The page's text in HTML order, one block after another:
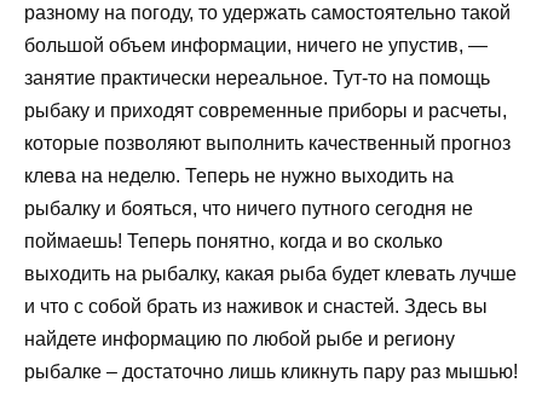
разному на погоду, то удержать самостоятельно такой
большой объем информации, ничего не упустив, —
занятие практически нереальное. Тут-то на помощь
рыбаку и приходят современные приборы и расчеты,
которые позволяют выполнить качественный прогноз
клева на неделю. Теперь не нужно выходить на
рыбалку и бояться, что ничего путного сегодня не
поймаешь! Теперь понятно, когда и во сколько
выходить на рыбалку, какая рыба будет клевать лучше
и что с собой брать из наживок и снастей. Здесь вы
найдете информацию по любой рыбе и региону
рыбалке – достаточно лишь кликнуть пару раз мышью!